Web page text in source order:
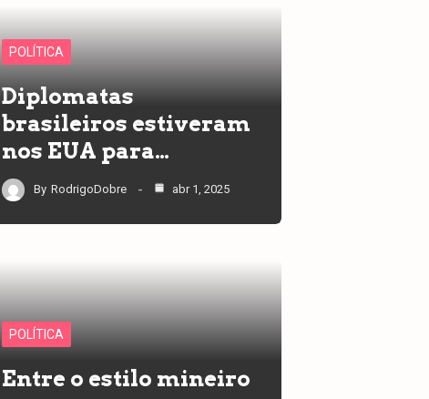
POLÍTICA
Diplomatas
brasileiros estiveram
nos EUA para…
By RodrigoDobre abr 1, 2025
POLÍTICA
Entre o estilo mineiro